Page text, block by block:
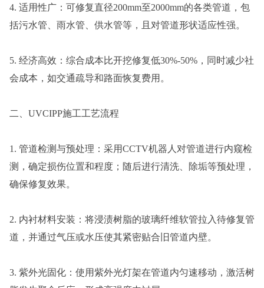
4. 适用性广：可修复直径200mm至2000mm的各类管道，包
括污水管、雨水管、供水管等，且对管道形状适应性强。
5. 经济高效：综合成本比开挖修复低30%-50%，同时减少社
会成本，如交通疏导和路面恢复费用。
二、UVCIPP施工工艺流程
1. 管道检测与预处理：采用CCTV机器人对管道进行内窥检
测，确定损伤位置和程度；随后进行清洗、除垢等预处理，
确保修复效果。
2. 内衬材料安装：将浸渍树脂的玻璃纤维软管拉入待修复管
道，并通过气压或水压使其紧密贴合旧管道内壁。
3. 紫外光固化：使用紫外光灯架在管道内匀速移动，激活树